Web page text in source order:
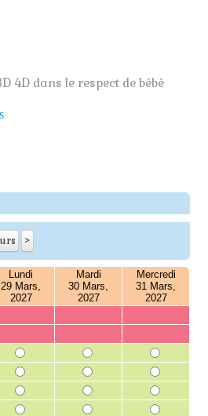
4D dans le respect de bébé
Lundi
29 Mars,
2027
Mardi
30 Mars,
2027
Mercredi
31 Mars,
2027